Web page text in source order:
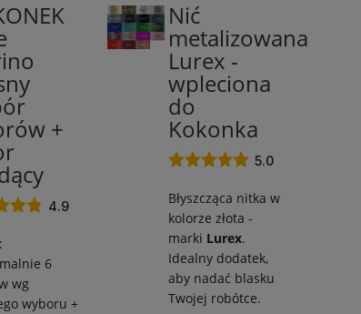
+
wełna
4.9
6
wg
wyboru +
Nić
metalizowana
Lurex -
wpleciona
do
Kokonka
5.0
Błyszcząca nitka w
kolorze złota -
marki Lurex.
Idealny dodatek,
aby nadać blasku
Twojej robótce.